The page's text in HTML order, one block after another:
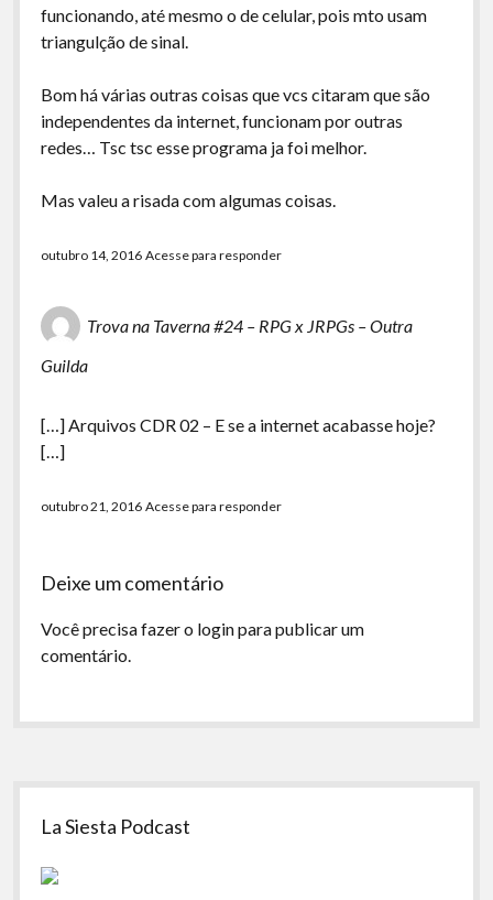
funcionando, até mesmo o de celular, pois mto usam
triangulção de sinal.
Bom há várias outras coisas que vcs citaram que são
independentes da internet, funcionam por outras
redes… Tsc tsc esse programa ja foi melhor.
Mas valeu a risada com algumas coisas.
outubro 14, 2016 Acesse para responder
Trova na Taverna #24 – RPG x JRPGs – Outra
Guilda
[…] Arquivos CDR 02 – E se a internet acabasse hoje?
[…]
outubro 21, 2016 Acesse para responder
Deixe um comentário
Você precisa fazer o loginpara publicar um
comentário.
Sidebar
La Siesta Podcast